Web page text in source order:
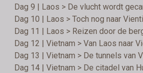
Dag 9 | Laos > De vlucht wordt
Dag 10 | Laos > Toch nog naar
Dag 11 | Laos > Reizen door de
Dag 12 | Vietnam > Van Laos naar
Dag 13 | Vietnam > De tunnels van
Dag 14 | Vietnam > De citadel van